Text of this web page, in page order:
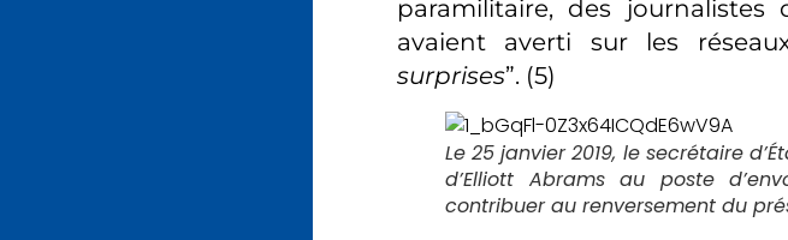
paramilitaire, des
avaient averti sur les
surprises”. (5)
Le 25 janvier 2019, le secrétaire
d’Elliott Abrams au poste
contribuer au renversement du